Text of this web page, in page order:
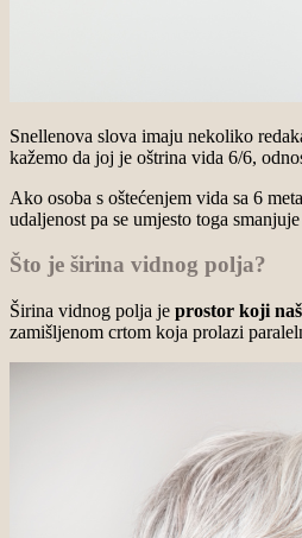
Snellenova slova imaju nekoliko
kažemo da joj je oštrina vida 6/6,
Ako osoba s oštećenjem vida sa 6
udaljenost pa se umjesto toga
Što je širina vidnog polja?
Širina vidnog polja je prostor koji
zamišljenom crtom koja prolazi